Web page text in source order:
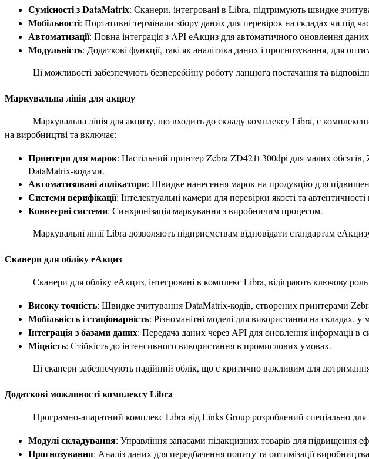
Сумісності з DataMatrix: Сканери, інтегровані в Libra, підтримують швидке
Мобільності: Портативні термінали збору даних для перевірок на складах чи під
Автоматизації: Повна інтеграція з API еАкциз для автоматичного оновлення
Модульність: Додаткові функції, такі як аналітика даних і прогнозування, для
Ці можливості забезпечують безперебійну роботу ланцюга постачання та
Маркувальна лінія для акцизу
Маркувальна лінія для акцизу, що входить до складу комплексу Libra, є
на виробництві та включає:
Принтери для марок: Настільний принтер Zebra ZD421t 300dpi для малих
DataMatrix-кодами.
Автоматизовані аплікатори: Швидке нанесення марок на продукцію для
Системи верифікації: Інтелектуальні камери для перевірки якості та
Конвеєрні системи: Синхронізація маркування з виробничим процесом.
Маркувальні лінії Libra дозволяють підприємствам відповідати стандартам
Сканери для обліку еАкциз
Сканери для обліку еАкциз, інтегровані в комплекс Libra, відіграють ключову
Високу точність: Швидке зчитування DataMatrix-кодів, створених принтерами
Мобільність і стаціонарність: Різноманітні моделі для використання на складах,
Інтеграція з базами даних: Передача даних через API для оновлення інформації в
Міцність: Стійкість до інтенсивного використання в промислових умовах.
Ці сканери забезпечують надійний облік, що є критично важливим для
Додаткові можливості комплексу Libra
Програмно-апаратний комплекс Libra від Links Group розроблений спеціально для
Модулі складування: Управління запасами підакцизних товарів для підвищення
Прогнозування: Аналіз даних для передбачення попиту та оптимізації